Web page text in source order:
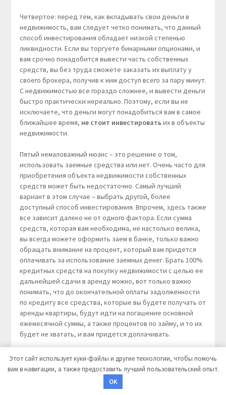
Четвертое: перед тем, как вкладывать свои деньги в
недвижимость, вам следует четко понимать, что данный
способ инвестирования обладает низкой степенью
ликвидности. Если вы торгуете бинарными опционами, и
вам срочно понадобится вывести часть собственных
средств, вы без труда сможете заказать их выплату у
своего брокера, получив к ним доступ всего за пару минут.
С недвижимостью все гораздо сложнее, и вывести деньги
быстро практически нереально. Поэтому, если вы не
исключаете, что деньги могут понадобиться вам в самое
ближайшее время, не стоит инвестироватьих в объекты
недвижимости.
Пятый немаловажный нюанс – это решение о том,
использовать заемные средства или нет. Очень часто для
приобретения объекта недвижимости собственных
средств может быть недостаточно. Самый лучший
вариант в этом случае – выбрать другой, более
доступный способ инвестирования. Впрочем, здесь также
все зависит далеко не от одного фактора. Если сумма
средств, которая вам необходима, не настолько велика,
вы всегда можете оформить заем в банке, только важно
обращать внимание на процент, который вам придется
оплачивать за использование заемных денег. Брать 100%
кредитных средств на покупку недвижимости с целью ее
дальнейшей сдачи в аренду можно, вот только важно
понимать, что до окончательной оплаты задолженности
по кредиту все средства, которые вы будете получать от
аренды квартиры, будут идти на погашение основной
ежемесячной суммы, а также процентов по займу, и то их
будет не хватать, и вам придется доплачивать.
Факторы, на которые стоит обратить особое
внимание
Прежде, чем вложить свои деньги в покупку квартиры или
Этот сайт использует куки-файлы и другие технологии, чтобы помочь
вам в навигации, а также предоставить лучший пользовательский опыт.
OK